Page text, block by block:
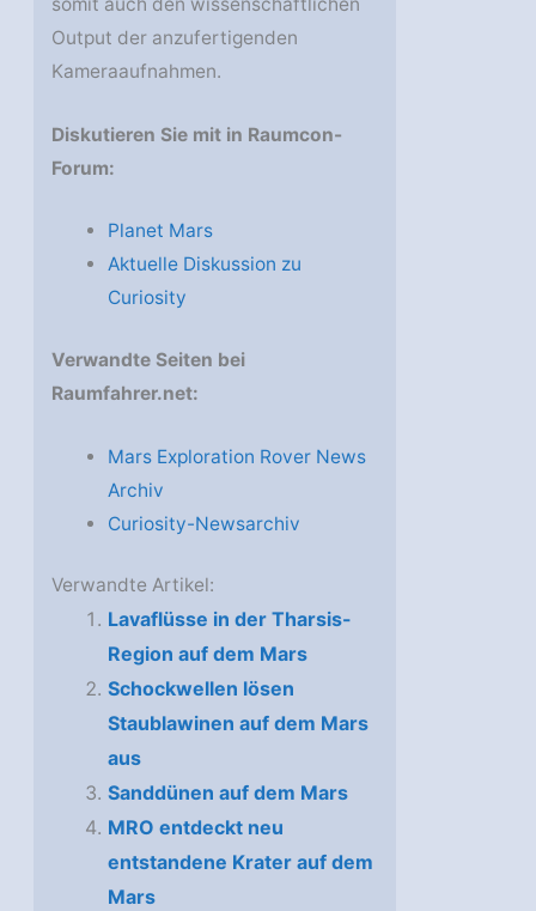
Output der anzufertigenden
Kameraaufnahmen.
Diskutieren Sie mit in Raumcon-
Forum:
Planet Mars
Aktuelle Diskussion zu
Curiosity
Verwandte Seiten bei
Raumfahrer.net:
Mars Exploration Rover News
Archiv
Curiosity-Newsarchiv
Verwandte Artikel:
Lavaflüsse in der Tharsis-
Region auf dem Mars
Schockwellen lösen
Staublawinen auf dem Mars
aus
Sanddünen auf dem Mars
MRO entdeckt neu
entstandene Krater auf dem
Mars